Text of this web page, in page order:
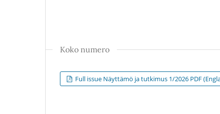
Koko numero
Full issue Näyttämö ja tutkimus 1/2026 PDF